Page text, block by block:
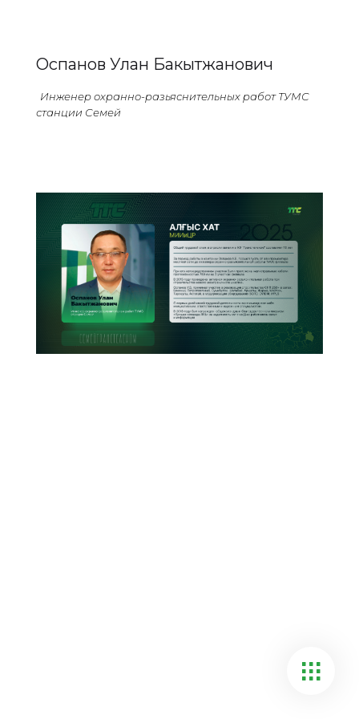
Оспанов Улан Бакытжанович
Инженер охранно-разьяснительных работ ТУМС
станции Семей